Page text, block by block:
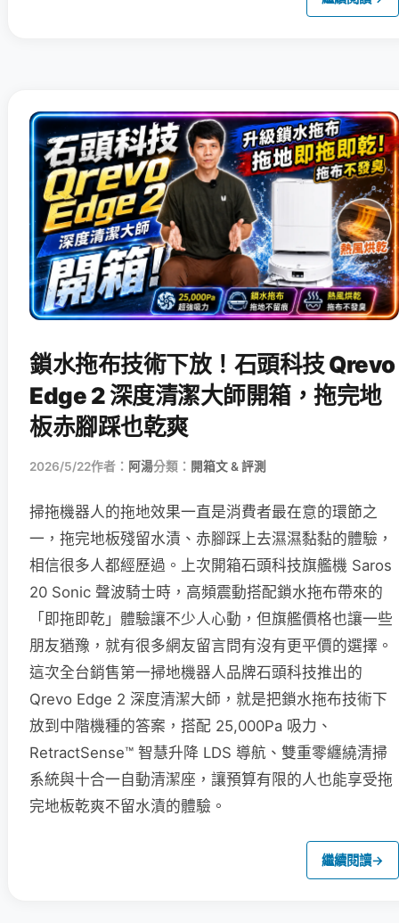
鎖水拖布技術下放！石頭科技 Qrevo
Edge 2 深度清潔大師開箱，拖完地
板赤腳踩也乾爽
2026/5/22作者： 阿湯分類： 開箱文 & 評測
掃拖機器人的拖地效果一直是消費者最在意的環節之
一，拖完地板殘留水漬、赤腳踩上去濕濕黏黏的體驗，
相信很多人都經歷過。上次開箱石頭科技旗艦機 Saros
20 Sonic 聲波騎士時，高頻震動搭配鎖水拖布帶來的
「即拖即乾」體驗讓不少人心動，但旗艦價格也讓一些
朋友猶豫，就有很多網友留言問有沒有更平價的選擇。
這次全台銷售第一掃地機器人品牌石頭科技推出的
Qrevo Edge 2 深度清潔大師，就是把鎖水拖布技術下
放到中階機種的答案，搭配 25,000Pa 吸力、
RetractSense™ 智慧升降 LDS 導航、雙重零纏繞清掃
系統與十合一自動清潔座，讓預算有限的人也能享受拖
完地板乾爽不留水漬的體驗。
繼續閱讀→